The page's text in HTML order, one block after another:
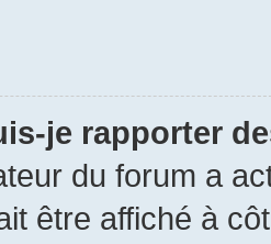
je rapporter
du forum a
être affiché à